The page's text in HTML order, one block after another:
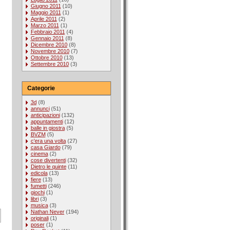
Giugno 2011 (10)
Maggio 2011 (1)
Aprile 2011 (2)
Marzo 2011 (1)
Febbraio 2011 (4)
Gennaio 2011 (8)
Dicembre 2010(8)
Novembre 2010(7)
Ottobre 2010(13)
Settembre 2010(3)
Categorie
3d(8)
annunci(51)
anticipazioni(132)
appuntamenti(12)
balle in giostra(5)
BVZM(5)
c'era una volta(27)
casa Giardo(79)
cinema(2)
cose divertenti(32)
Dietro le quinte(11)
edicola(13)
fiere(13)
fumetti(246)
giochi(1)
libri(3)
musica(3)
Nathan Never(194)
originali(1)
poser(1)